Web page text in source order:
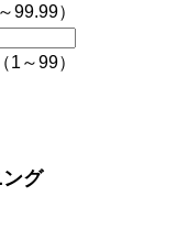
99.99）
1～99）
グ